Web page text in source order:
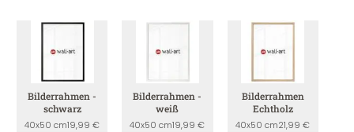
Bilderrahmen -
schwarz
40x50 cm19,99 €
Bilderrahmen -
weiß
40x50 cm19,99 €
Bilderrahmen
Echtholz
40x50 cm21,99 €